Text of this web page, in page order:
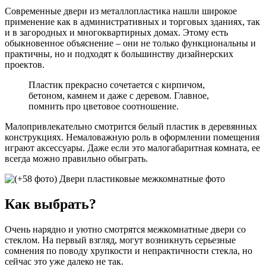
Современные двери из металлопластика нашли широкое
применение как в административных и торговых зданиях, так
и в загородных и многоквартирных домах. Этому есть
обыкновенное объяснение – они не только функциональны и
практичны, но и подходят к большинству дизайнерских
проектов.
Пластик прекрасно сочетается с кирпичом,
бетоном, камнем и даже с деревом. Главное,
помнить про цветовое соотношение.
Малопривлекательно смотрится белый пластик в деревянных
конструкциях. Немаловажную роль в оформлении помещения
играют аксессуары. Даже если это малогабаритная комната, ее
всегда можно правильно обыграть.
Как выбрать?
Очень нарядно и уютно смотрятся межкомнатные двери со
стеклом. На первый взгляд, могут возникнуть серьезные
сомнения по поводу хрупкости и непрактичности стекла, но
сейчас это уже далеко не так.